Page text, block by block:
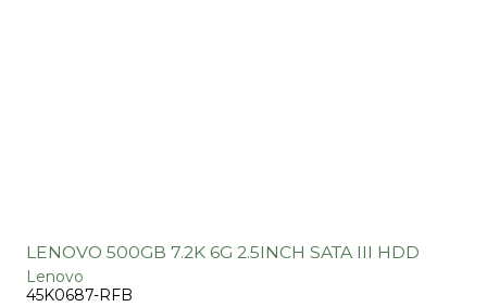
LENOVO 500GB 7.2K 6G 2.5INCH SATA III HDD
Lenovo
45K0687-RFB